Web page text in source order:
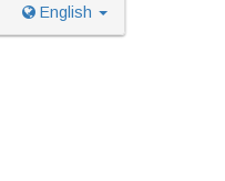
English